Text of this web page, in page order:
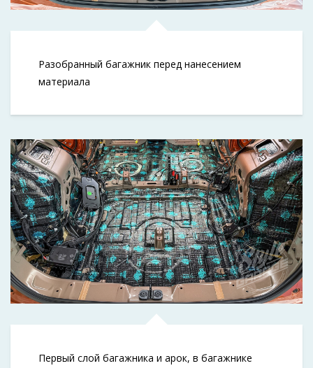
Разобранный багажник перед нанесением
материала
Первый слой багажника и арок, в багажнике